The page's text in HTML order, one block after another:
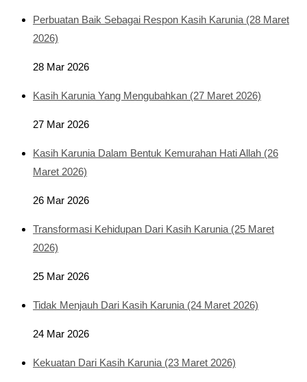
Perbuatan Baik Sebagai Respon Kasih Karunia (28 Maret
2026)
28 Mar 2026
Kasih Karunia Yang Mengubahkan (27 Maret 2026)
27 Mar 2026
Kasih Karunia Dalam Bentuk Kemurahan Hati Allah (26
Maret 2026)
26 Mar 2026
Transformasi Kehidupan Dari Kasih Karunia (25 Maret
2026)
25 Mar 2026
Tidak Menjauh Dari Kasih Karunia (24 Maret 2026)
24 Mar 2026
Kekuatan Dari Kasih Karunia (23 Maret 2026)